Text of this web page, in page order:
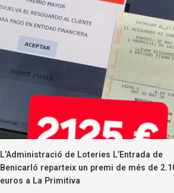
L’Administració de Loteries L’Entrada de
Benicarló reparteix un premi de més de
euros a La Primitiva